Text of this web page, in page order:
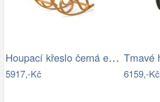
Houpací křeslo černá ekokůže - AT
5917,-Kč 6159,-Kč